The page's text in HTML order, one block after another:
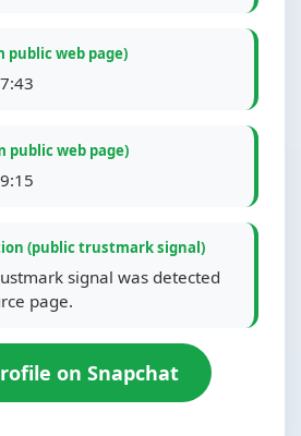
public web page)
public web page)
(public trustmark signal)
signal was detected
page.
on Snapchat